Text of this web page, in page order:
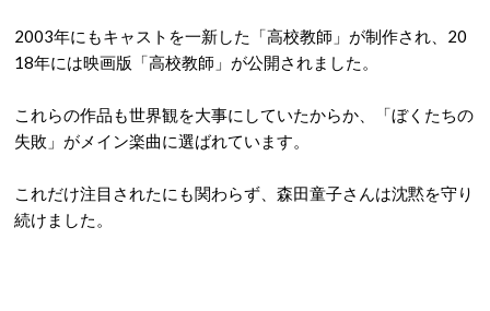
2003年にもキャストを一新した「高校教師」が制作され、20
18年には映画版「高校教師」が公開されました。
これらの作品も世界観を大事にしていたからか、「ぼくたちの
失敗」がメイン楽曲に選ばれています。
これだけ注目されたにも関わらず、森田童子さんは沈黙を守り
続けました。